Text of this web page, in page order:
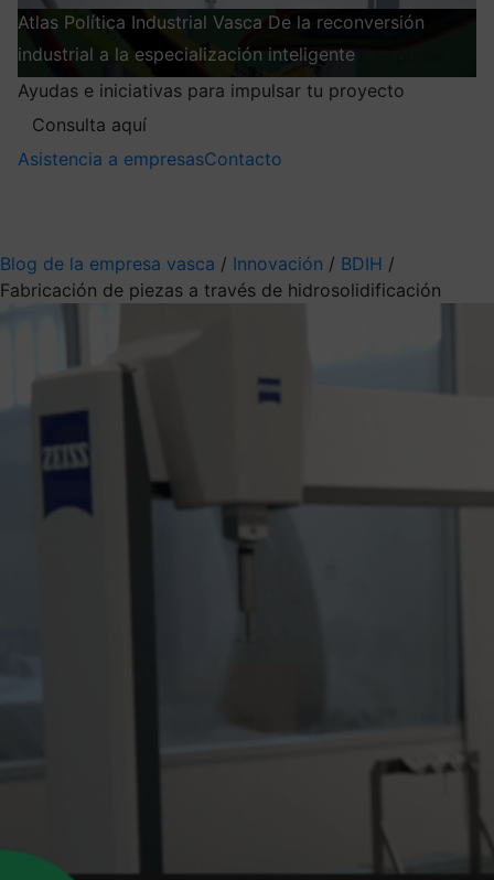
Atlas Política Industrial Vasca De la reconversión
industrial a la especialización inteligente
Ayudas e iniciativas para impulsar tu proyecto
Consulta aquí
Asistencia a empresasContacto
Blog de la empresa vasca / Innovación / BDIH /
Fabricación de piezas a través de hidrosolidificación